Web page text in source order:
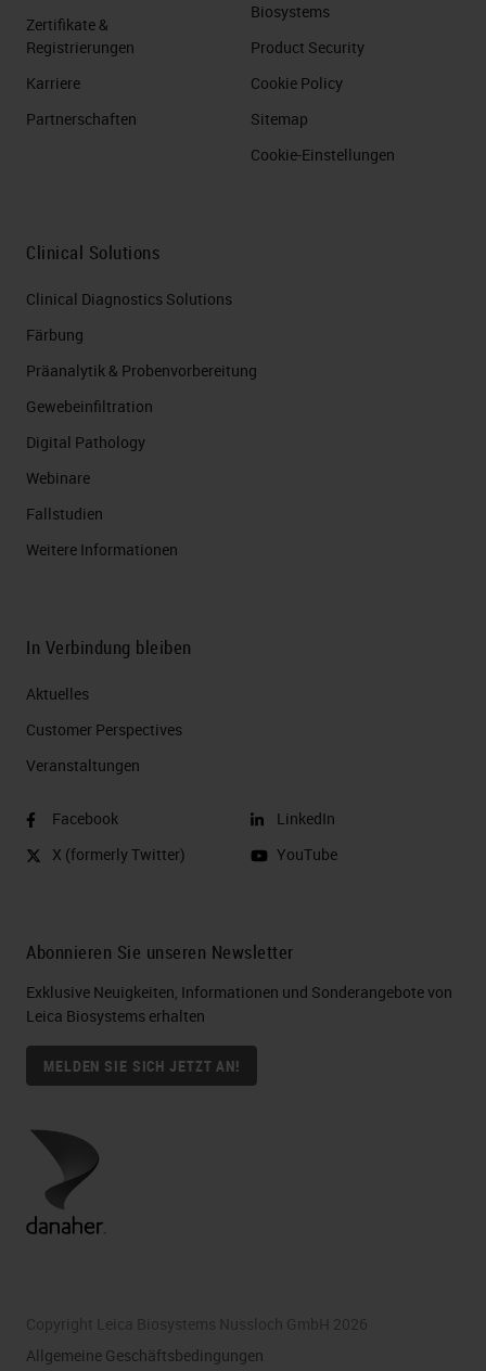
Zertifikate &
Registrierungen
Karriere
Partnerschaften
Biosystems
Product Security
Cookie Policy
Sitemap
Cookie-Einstellungen
Clinical Solutions
Clinical Diagnostics Solutions
Färbung
Präanalytik & Probenvorbereitung
Gewebeinfiltration
Digital Pathology
Webinare
Fallstudien
Weitere Informationen
In Verbindung bleiben
Aktuelles
Customer Perspectives​
Veranstaltungen
Facebook
X (formerly Twitter)
LinkedIn
YouTube
Abonnieren Sie unseren Newsletter
Exklusive Neuigkeiten, Informationen und Sonderangebote von
Leica Biosystems erhalten
MELDEN SIE SICH JETZT AN!
Copyright Leica Biosystems Nussloch GmbH 2026
Allgemeine Geschäftsbedingungen